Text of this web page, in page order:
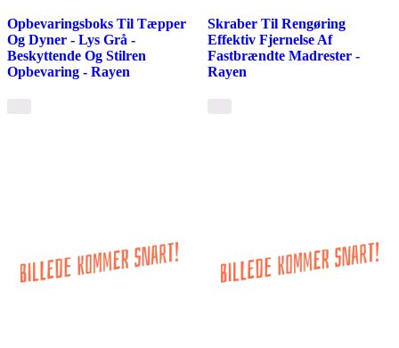
Opbevaringsboks Til Tæpper
Og Dyner - Lys Grå -
Beskyttende Og Stilren
Opbevaring - Rayen
Skraber Til Rengøring
Effektiv Fjernelse Af
Fastbrændte Madrester -
Rayen